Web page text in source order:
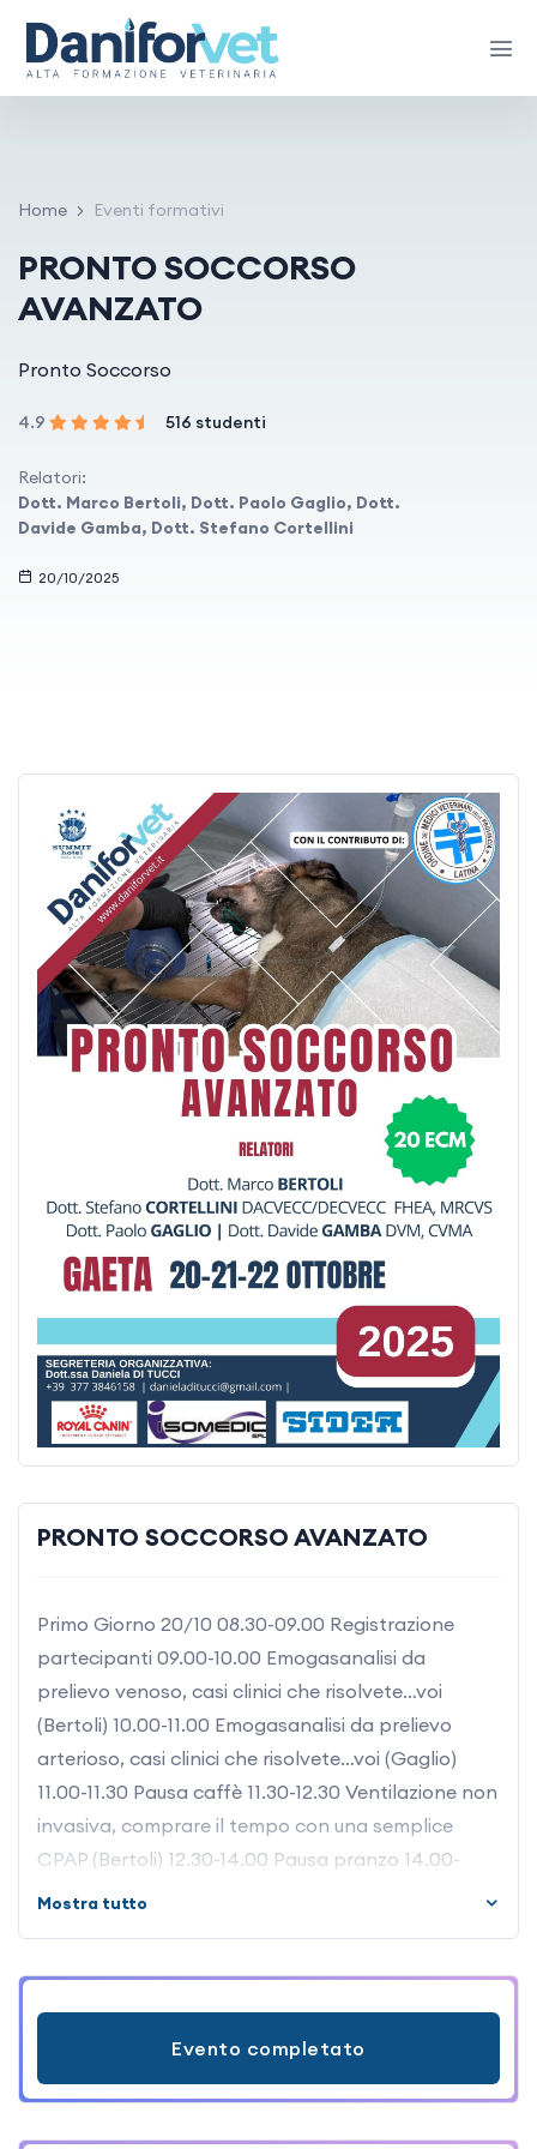
Home Eventi formativi
PRONTO SOCCORSO
AVANZATO
Pronto Soccorso
4.9 516 studenti
Relatori:
Dott. Marco Bertoli, Dott. Paolo Gaglio, Dott.
Davide Gamba, Dott. Stefano Cortellini
20/10/2025
PRONTO SOCCORSO AVANZATO
Primo Giorno 20/10 08.30-09.00 Registrazione
partecipanti 09.00-10.00 Emogasanalisi da
prelievo venoso, casi clinici che risolvete…voi
(Bertoli) 10.00-11.00 Emogasanalisi da prelievo
arterioso, casi clinici che risolvete…voi (Gaglio)
11.00-11.30 Pausa caffè 11.30-12.30 Ventilazione non
invasiva, comprare il tempo con una semplice
CPAP (Bertoli) 12.30-14.00 Pausa pranzo 14.00-
15.00 Le edocrinopatie scompensate come
Principi fisiopatologici e terapeutici delle aritmie
pericolose per la vita (Bertoli) Secondo Giorno
21/10 8.30-9.30 Pocus cardio: valutazione della
Mostra tutto
Evento completato